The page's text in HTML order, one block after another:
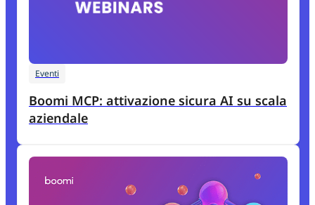
Eventi
Boomi MCP: attivazione sicura AI su scala
aziendale